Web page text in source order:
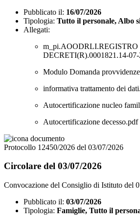
Pubblicato il: 16/07/2026
Tipologia: Tutto il personale, Albo
Allegati:
DECRETI(R).0001821.14-
Modulo Domanda
informativa trattamento dei
Autocertificazione nucleo
Autocertificazione decesso.pdf
Protocollo 12450/2026 del 03/07/2026
Circolare del 03/07/2026
Convocazione del Consiglio di Istituto del
Pubblicato il: 03/07/2026
Tipologia: Famiglie, Tutto il